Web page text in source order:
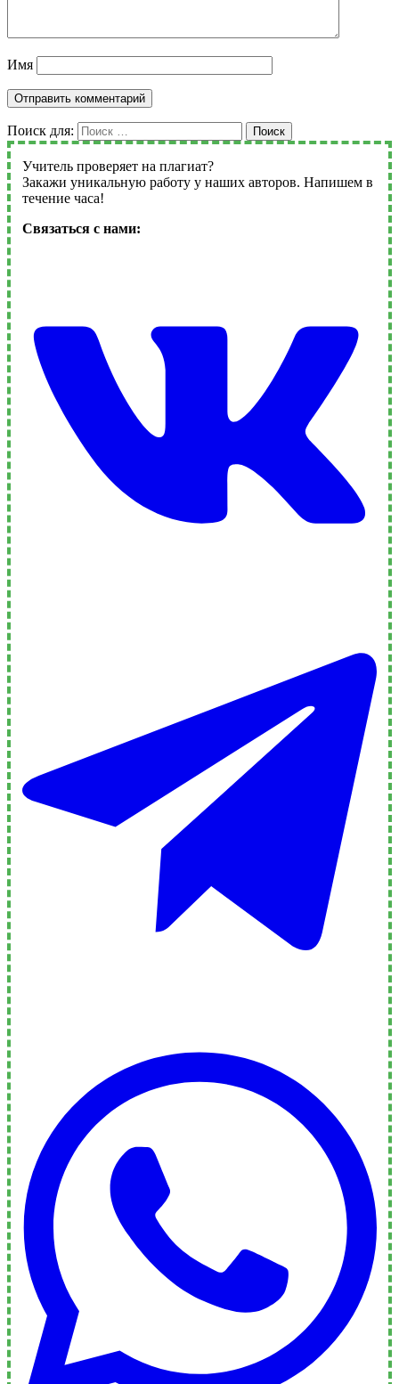
Имя
Поиск для: Поиск
Учитель проверяет на плагиат?
Закажи уникальную работу у наших авторов. Напишем в
течение часа!
Связаться с нами: